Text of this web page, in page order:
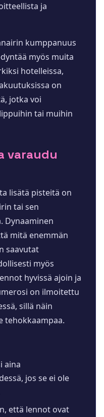
ja
kumppanuus
myös muita
hotelleissa,
on
jotka voi
tai muihin
varaudu
lisätä pisteitä on
tai sen
Dynaaminen
mitä enemmän
saavutat
myös
hyvissä ajoin ja
on ilmoitettu
sillä näin
tehokkaampaa.
aina
jos se ei ole
että lennot ovat